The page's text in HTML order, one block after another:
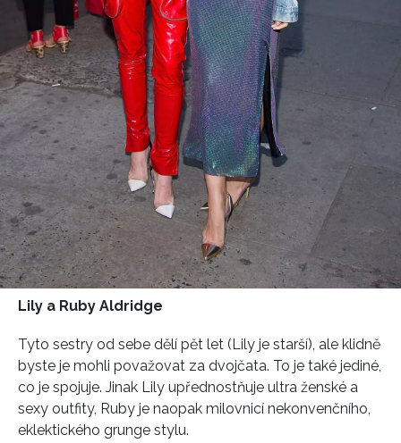
NEWSLETTER
Přihlášením k newsletteru souhlasíte s Obchodními
podmínkami společnosti BurdaMedia Extra s.r.o.
a
potvrzujete, že jste se seznámili se Zásadami
ochrany soukromí - BurdaMedia Extra s.r.o. bude s
Vašimi údaji pracovat zejména k organizaci a
vyhodnocení akce a zasílání novinek.
Chcete navíc dostávat i další zajímavé a exkluzivní
zpracováním údajů k tomuto účelu podleZásad ochrany
soukromí BurdaMedia Extra s.r.o., zaškrtněte toto pole.
Lily a Ruby Aldridge
Tyto sestry od sebe dělí pět let (Lily je starší), ale klidně
byste je mohli považovat za dvojčata. To je také jediné,
co je spojuje. Jinak Lily upřednostňuje ultra ženské a
sexy outfity, Ruby je naopak milovnicí nekonvenčního,
eklektického grunge stylu.